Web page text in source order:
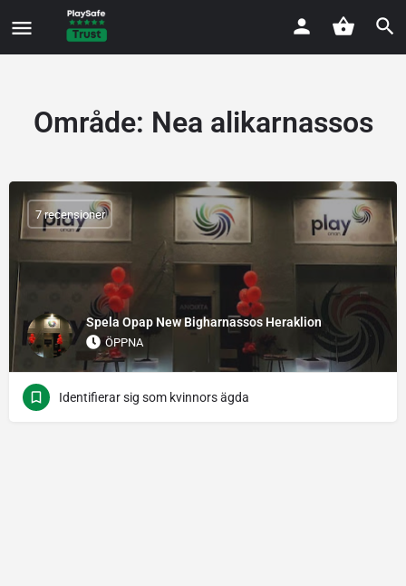
Område: Nea alikarnassos
Spela Opap New Bigharnassos Heraklion
ÖPPNA
7 recensioner
Identifierar sig som kvinnors ägda